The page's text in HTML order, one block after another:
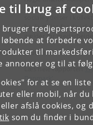
til brug af
at forbedre
til
annoncer og til at
for at se en
eller mobil, når
afslå cookies,
som du finder i
lovgivningen om
sociale ydelser i
beskyttelse for
gælder for
Studiet blev udført af
Læs hele rapporten
Denmark’